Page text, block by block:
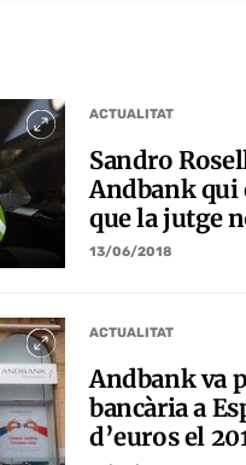
ACTUALITAT
Sandro
Andbank qui
que la jutge
13/06/2018
ACTUALITAT
Andbank va
bancària a
d’euros el